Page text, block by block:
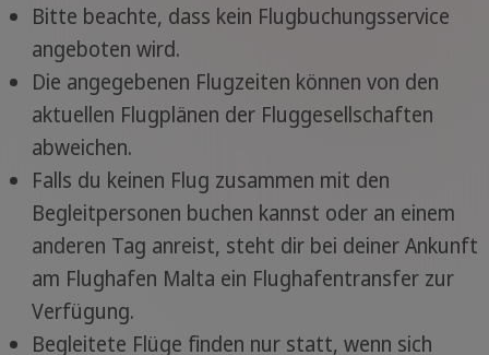
Bitte beachte, dass kein Flugbuchungsservice
angeboten wird.
Die angegebenen Flugzeiten können von den
aktuellen Flugplänen der Fluggesellschaften
abweichen.
Falls du keinen Flug zusammen mit den
Begleitpersonen buchen kannst oder an einem
anderen Tag anreist, steht dir bei deiner Ankunft
am Flughafen Malta ein Flughafentransfer zur
Verfügung.
Begleitete Flüge finden nur statt, wenn sich